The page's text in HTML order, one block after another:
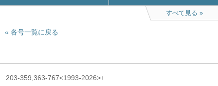
すべて見る
各号一覧に戻る
203-359,363-767<1993-2026>+